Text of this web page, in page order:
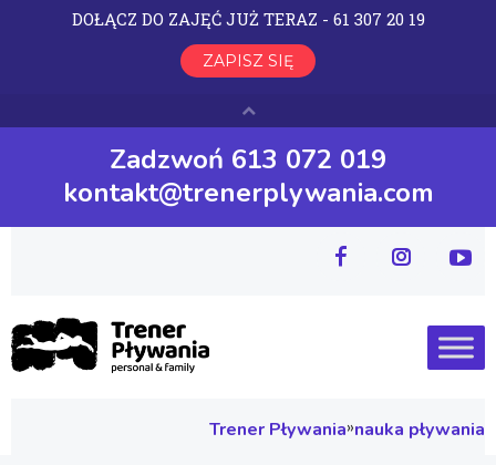
Zadzwoń 613 072 019
kontakt@trenerplywania.com
Trener Pływania»nauka pływania